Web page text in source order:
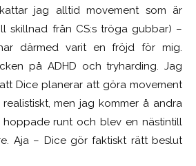
jag alltid movement som är
skillnad från CS:s tröga gubbar) –
därmed varit en fröjd för mig.
på ADHD och tryharding. Jag
Dice planerar att göra movement
men jag kommer å andra
hoppade runt och blev en nästintill
Aja – Dice gör faktiskt rätt beslut